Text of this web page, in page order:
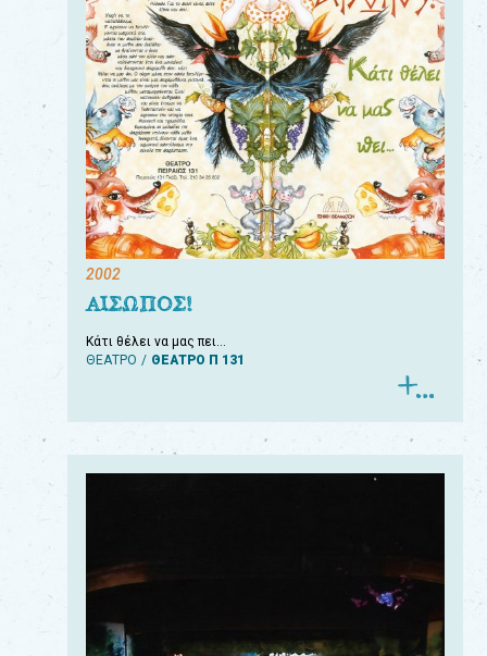
2002
ΑΙΣΩΠΟΣ!
Κάτι θέλει να μας πει…
ΘΕΑΤΡΟ
ΘΕΑΤΡΟ Π 131